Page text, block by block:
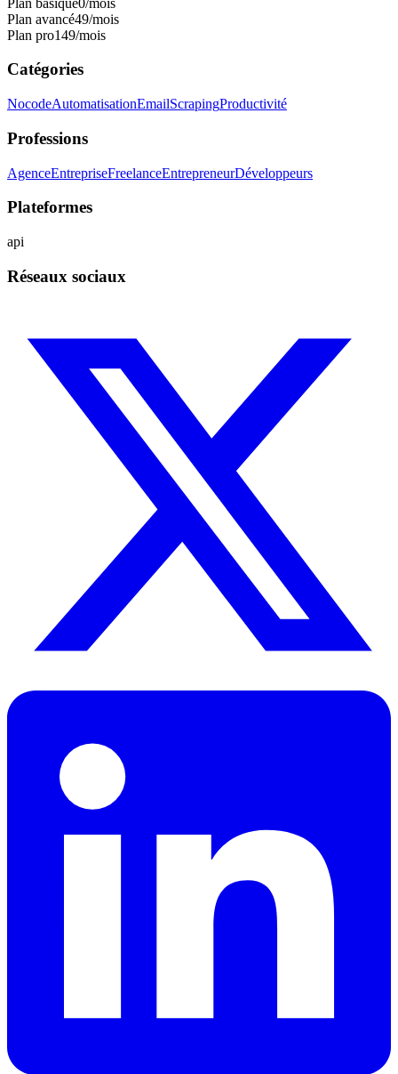
Plan avancé49/mois
Plan pro149/mois
Catégories
NocodeAutomatisationEmailScrapingProductivité
Professions
AgenceEntrepriseFreelanceEntrepreneurDéveloppeurs
Plateformes
api
Réseaux sociaux